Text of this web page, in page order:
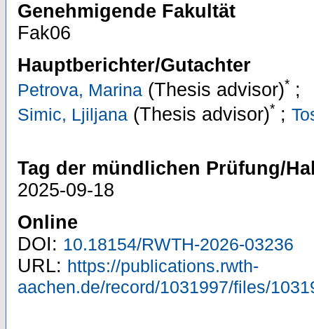
Genehmigende Fakultät
Fak06
Hauptberichter/Gutachter
Petrova, Marina (Thesis advisor)* ;
Simic, Ljiljana (Thesis advisor)* ;
Tag der mündlichen Prüfung/
2025-09-18
Online
DOI: 10.18154/RWTH-2026-03236
URL: https://publications.rwth-
aachen.de/record/1031997/files/